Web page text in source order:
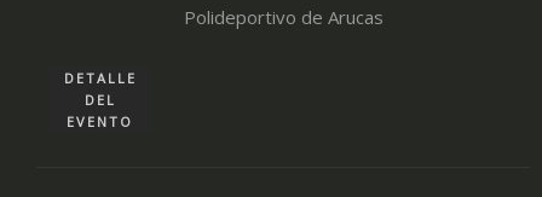
Polideportivo de Arucas
DETALLE
DEL
EVENTO